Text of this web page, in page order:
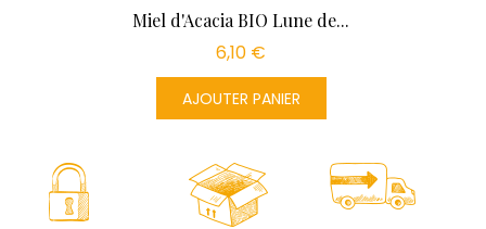
Miel d'Acacia BIO Lune de...
6,10 €
AJOUTER PANIER